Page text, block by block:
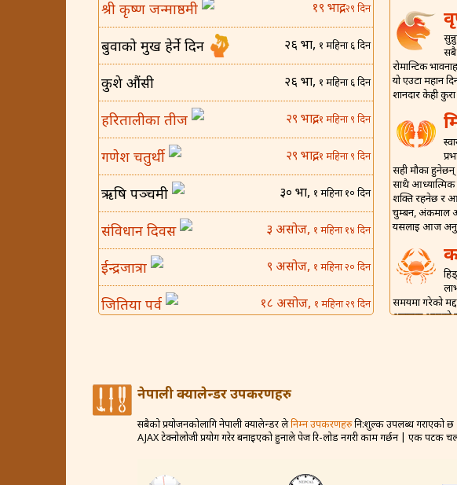
सबै
रोमान्टिक
यो एउटा महान
शानदार केही
सही मौका
साथै आध्यात्मिक
शक्ति रहनेछ र
चुम्बन, अंकमाल
यसलाई आज
समयमा गरेको
अचानक आएको
गर्नुहोस्। यसले
गठन गर्ने
श्री कृष्ण जन्माष्ठमी १९ भाद्र,२९ दिन
बुवाको मुख हेर्ने दिन २६ भाद्र, १ महिना ६ दिन
कुशे औंसी २६ भाद्र, १ महिना ६ दिन
हरितालीका तीज २९ भाद्र,१ महिना ९ दिन
गणेश चतुर्थी २९ भाद्र,१ महिना ९ दिन
ऋषि पञ्चमी ३० भाद्र, १ महिना १० दिन
संविधान दिवस ३ असोज, १ महिना १४ दिन
ईन्द्रजात्रा ९ असोज, १ महिना २० दिन
जितिया पर्व १८ असोज, १ महिना २९ दिन
बिजया दशमी
कोजाग्रत व्रत ८ कार्तिक, २ महिना २० दिन
नेपाली क्यालेन्डर उपकरणहरु
सबैको प्रयोजनकोलागि नेपाली क्यालेन्डर लेनिम्न उपकरणहरुनि:शुल्क उपलब्ध गराएको छ
AJAX टेक्नोलोजी प्रयोग गरेर बनाइएको हुनाले पेज रि-लोड नगरी काम गर्छन | एक पटक